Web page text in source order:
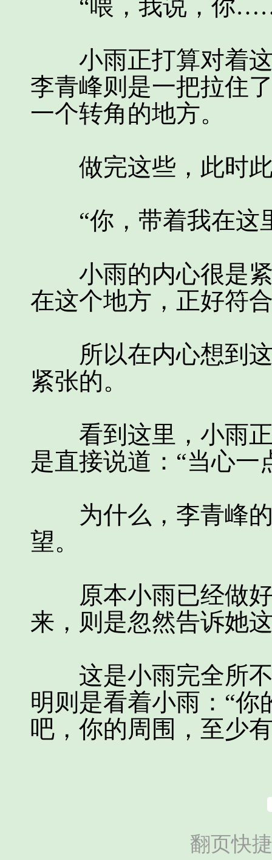
“喂，我说，你
小雨正打算对着这
李青峰则是一把拉住
一个转角的地方。
做完这些，此时此
“你，带着我在这
小雨的内心很是紧
在这个地方，正好符
所以在内心想到这
紧张的。
看到这里，小雨正
是直接说道：“当心一
为什么，李青峰的
望。
原本小雨已经做好
来，则是忽然告诉她
这是小雨完全所不
明则是看着小雨：“
吧，你的周围，至少
翻页快